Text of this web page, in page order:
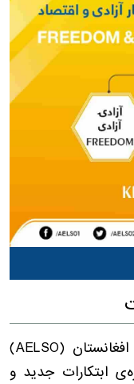
موسسه مطالعات اقتصادی و حقوقی افغانستان (AELSO)
ابتکارات جدید و